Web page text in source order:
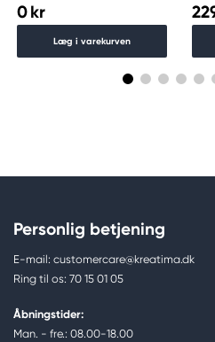
0 kr
Læg i varekurven
Personlig betjening
E-mail: customercare@kreatima.dk
Ring til os: 70 15 01 05
Åbningstider:
Man. - fre.: 08.00-18.00